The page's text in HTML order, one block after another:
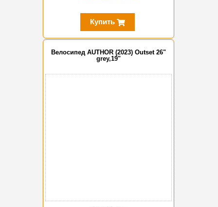
Купить
Велосипед AUTHOR (2023) Outset 26"
grey,19"